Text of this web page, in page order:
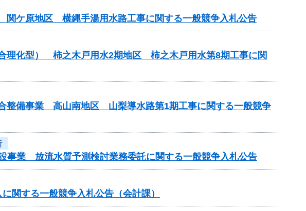
関ケ原地区 横縄手湯用水路工事に関する一般競争入札公告
理化型） 柿之木戸用水2期地区 柿之木戸用水第8期工事に関
整備事業 高山南地区 山梨導水路第1期工事に関する一般競争
事業 放流水質予測検討業務委託に関する一般競争入札公告
関する一般競争入札公告（会計課）